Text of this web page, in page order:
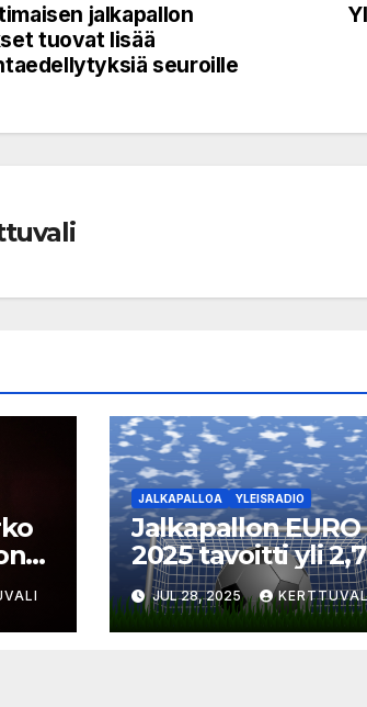
jalkapallon
tuovat lisää
seuroille
JALKAPALLOA YLEISRADIO
Jalkapallon EURO
2025 tavoitti yli 2,7
miljoonaa
suomalaista Ylen
kanavilla
JUL 28, 2025